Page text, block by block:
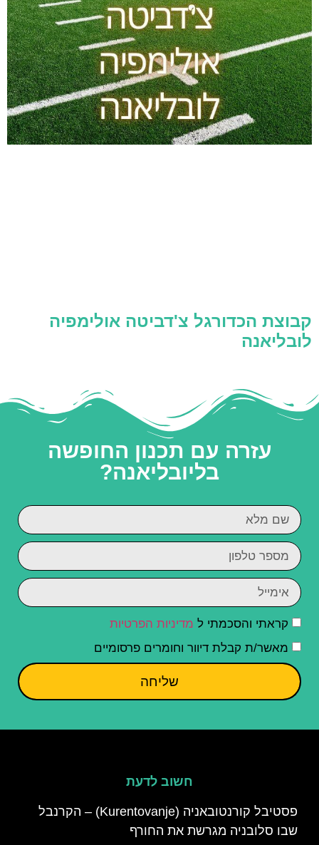
קבוצת הכדורגל צ'דביטה אולימפיה
לובליאנה
עזרה עם תכנון החופשה
בליובליאנה?
קראתי והסכמתי ל מדיניות הפרטיות
מאשר/ת קבלת דיוור וחומרים פרסומיים
שליחה
חשוב לדעת
פסטיבל קורנטובאניה (Kurentovanje) – הקרנבל
שבו סלובניה מגרשת את החורף